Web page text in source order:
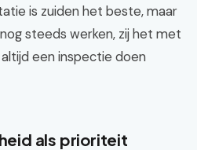
is zuiden het beste, maar
steeds werken, zij het met
een inspectie doen
als prioriteit